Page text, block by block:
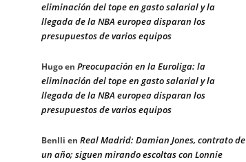
eliminación del tope en gasto salarial y la
llegada de la NBA europea disparan los
presupuestos de varios equipos
Hugoen Preocupación en la Euroliga: la
eliminación del tope en gasto salarial y la
llegada de la NBA europea disparan los
presupuestos de varios equipos
Benlli en Real Madrid: Damian Jones, contrato de
un año; siguen mirando escoltas con Lonnie